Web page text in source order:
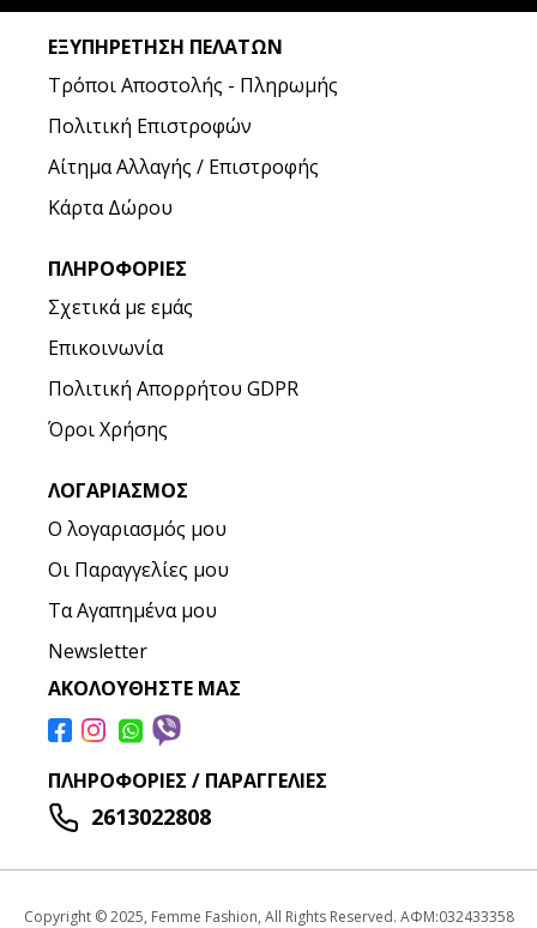
ΕΞΥΠΗΡΈΤΗΣΗ ΠΕΛΑΤΏΝ
Τρόποι Αποστολής - Πληρωμής
Πολιτική Επιστροφών
Αίτημα Αλλαγής / Επιστροφής
Κάρτα Δώρου
ΠΛΗΡΟΦΟΡΊΕΣ
Σχετικά με εμάς
Επικοινωνία
Πολιτική Απορρήτου GDPR
Όροι Χρήσης
ΛΟΓΑΡΙΑΣΜΌΣ
Ο λογαριασμός μου
Οι Παραγγελίες μου
Τα Αγαπημένα μου
Newsletter
ΑΚΟΛΟΥΘΉΣΤΕ ΜΑΣ
ΠΛΗΡΟΦΟΡΊΕΣ / ΠΑΡΑΓΓΕΛΊΕΣ
2613022808
Copyright © 2025, Femme Fashion, All Rights Reserved. ΑΦΜ:032433358